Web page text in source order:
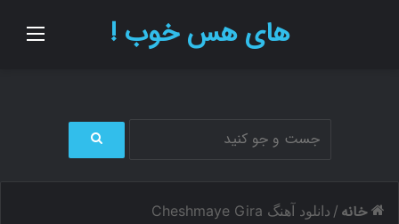
های هس خوب !
ج
خانه / دانلود آهنگ Cheshmaye Gira